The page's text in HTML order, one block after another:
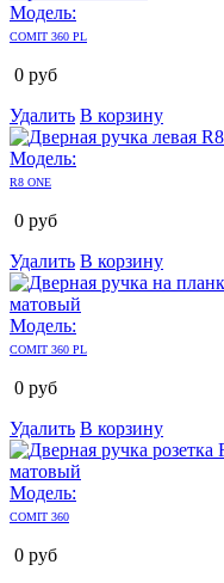
Модель:
COMIT 360 PL
0 руб
Удалить В корзину
Модель:
R8 ONE
0 руб
Удалить В корзину
Модель:
COMIT 360 PL
0 руб
Удалить В корзину
Модель:
COMIT 360
0 руб